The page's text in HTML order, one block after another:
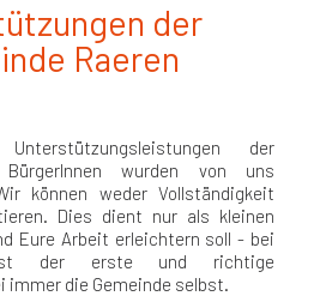
der
Raeren
der
wurden von uns
können weder Vollständigkeit
Dies dient nur als kleinen
Eure Arbeit erleichtern soll - bei
der erste und richtige
immer die Gemeinde selbst.